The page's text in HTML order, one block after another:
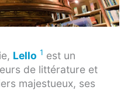
Lello 1 est un
de littérature et
majestueux, ses